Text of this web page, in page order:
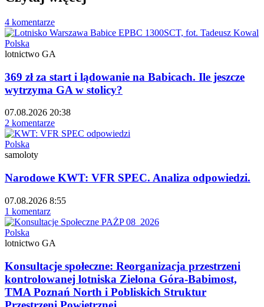
4 komentarze
Polska
lotnictwo GA
369 zł za start i lądowanie na Babicach. Ile jeszcze
wytrzyma GA w stolicy?
07.08.2026 20:38
2 komentarze
Polska
samoloty
Narodowe KWT: VFR SPEC. Analiza odpowiedzi.
07.08.2026 8:55
1 komentarz
Polska
lotnictwo GA
Konsultacje społeczne: Reorganizacja przestrzeni
kontrolowanej lotniska Zielona Góra-Babimost,
TMA Poznań North i Pobliskich Struktur